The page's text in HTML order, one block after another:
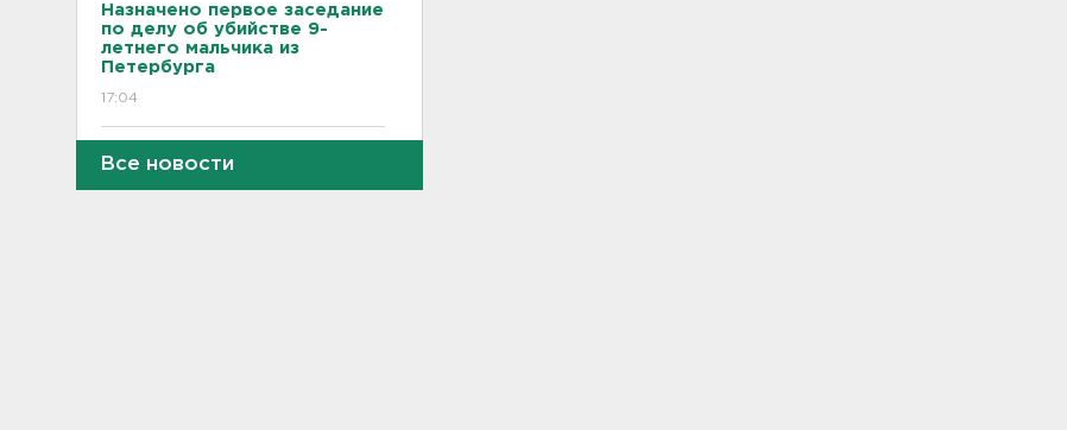
Назначено первое заседание
по делу об убийстве 9-
летнего мальчика из
Петербурга
17:04
За неделю 1,3 тысячи
жителей Ленобласти и
Петербурга были атакованы
Все новости